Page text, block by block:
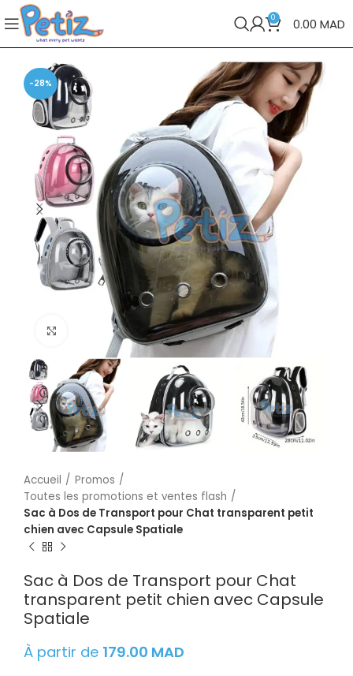
0 0.00 MAD
-28%
Cliquez pour agrandir
Accueil
Promos
Toutes les promotions et ventes flash
Sac à Dos de Transport pour Chat transparent petit
chien avec Capsule Spatiale
Sac à Dos de Transport pour Chat
transparent petit chien avec Capsule
Spatiale
À partir de 179.00 MAD